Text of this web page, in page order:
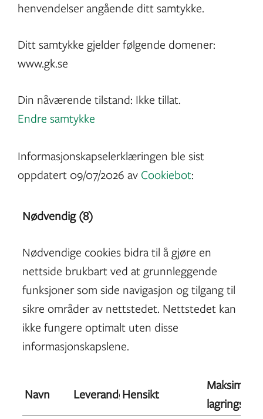
henvendelser angående ditt samtykke.
Ditt samtykke gjelder følgende domener:
www.gk.se
Din nåværende tilstand: Ikke tillat.
Endre samtykke
Informasjonskapselerklæringen ble sist
oppdatert 09/07/2026 av Cookiebot:
Nødvendig (8)
Nødvendige cookies bidra til å gjøre en
nettside brukbart ved at grunnleggende
funksjoner som side navigasjon og tilgang til
sikre områder av nettstedet. Nettstedet kan
ikke fungere optimalt uten disse
informasjonskapslene.
Navn LeverandørHensikt
Maksimal